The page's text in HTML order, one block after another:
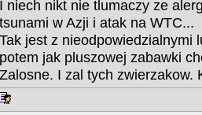
I niech nikt nie tlumaczy ze
tsunami w Azji i atak na WTC...
Tak jest z nieodpowiedzialnymi
potem jak pluszowej zabawki
Zalosne. I zal tych zwierzakow.